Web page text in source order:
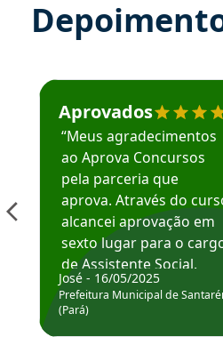
Estudante José recomenda o
Aprovados
“Meus agradecimentos
ao Aprova Concursos
pela parceria que
aprova. Através do
alcancei aprovação em
sexto lugar para o
de Assistente Social.
Hoje estou atuando na
Prefeitura de Santarém.
José - 16/05/2025
Prefeitura Municipal de
(Pará)